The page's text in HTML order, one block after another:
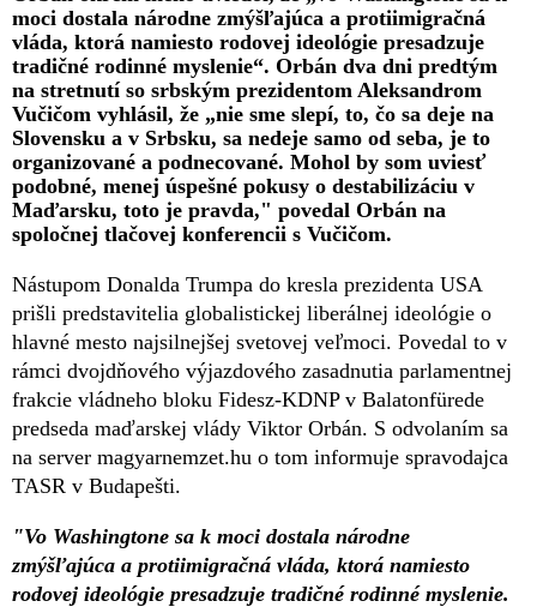
moci dostala národne zmýšľajúca a protiimigračná
vláda, ktorá namiesto rodovej ideológie presadzuje
tradičné rodinné myslenie“. Orbán dva dni predtým
na stretnutí so srbským prezidentom Aleksandrom
Vučičom vyhlásil, že „nie sme slepí, to, čo sa deje na
Slovensku a v Srbsku, sa nedeje samo od seba, je to
organizované a podnecované. Mohol by som uviesť
podobné, menej úspešné pokusy o destabilizáciu v
Maďarsku, toto je pravda," povedal Orbán na
spoločnej tlačovej konferencii s Vučičom.
Nástupom Donalda Trumpa do kresla prezidenta USA
prišli predstavitelia globalistickej liberálnej ideológie o
hlavné mesto najsilnejšej svetovej veľmoci. Povedal to v
rámci dvojdňového výjazdového zasadnutia parlamentnej
frakcie vládneho bloku Fidesz-KDNP v Balatonfürede
predseda maďarskej vlády Viktor Orbán. S odvolaním sa
na server magyarnemzet.hu o tom informuje spravodajca
TASR v Budapešti.
"Vo Washingtone sa k moci dostala národne
zmýšľajúca a protiimigračná vláda, ktorá namiesto
rodovej ideológie presadzuje tradičné rodinné myslenie.